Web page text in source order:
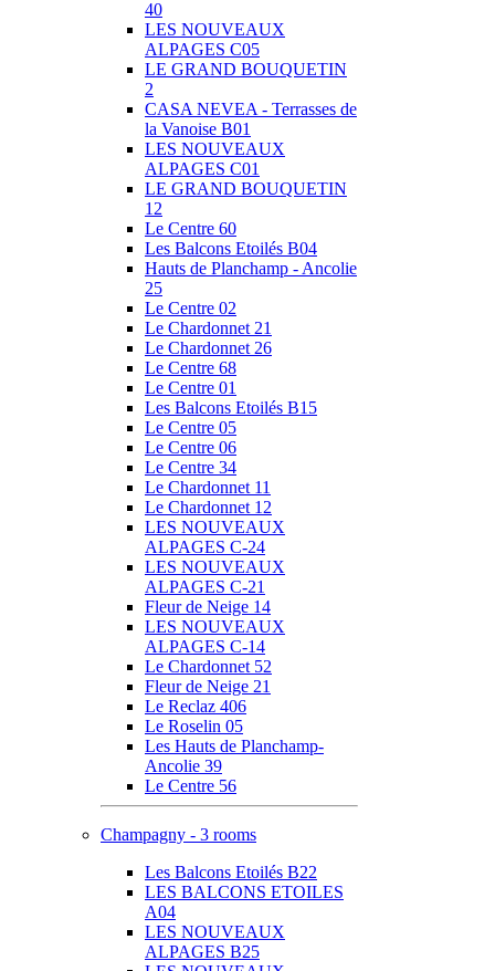
40
LES NOUVEAUX
ALPAGES C05
LE GRAND BOUQUETIN
2
CASA NEVEA - Terrasses de
la Vanoise B01
LES NOUVEAUX
ALPAGES C01
LE GRAND BOUQUETIN
12
Le Centre 60
Les Balcons Etoilés B04
Hauts de Planchamp - Ancolie
25
Le Centre 02
Le Chardonnet 21
Le Chardonnet 26
Le Centre 68
Le Centre 01
Les Balcons Etoilés B15
Le Centre 05
Le Centre 06
Le Centre 34
Le Chardonnet 11
Le Chardonnet 12
LES NOUVEAUX
ALPAGES C-24
LES NOUVEAUX
ALPAGES C-21
Fleur de Neige 14
LES NOUVEAUX
ALPAGES C-14
Le Chardonnet 52
Fleur de Neige 21
Le Reclaz 406
Le Roselin 05
Les Hauts de Planchamp-
Ancolie 39
Le Centre 56
Champagny - 3 rooms
Les Balcons Etoilés B22
LES BALCONS ETOILES
A04
LES NOUVEAUX
ALPAGES B25